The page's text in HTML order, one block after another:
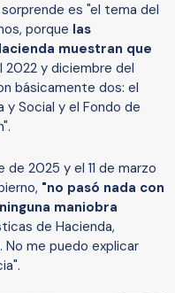
es "el tema del
porque las
muestran que
2022 y diciembre del
básicamente dos: el
y Social y el Fondo de
2025 y el 11 de marzo
"no pasó nada con
maniobra
de Hacienda,
me puedo explicar